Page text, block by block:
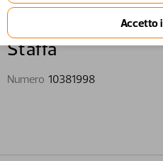
10381998 - Staffa
Staffa
Numero 10381998